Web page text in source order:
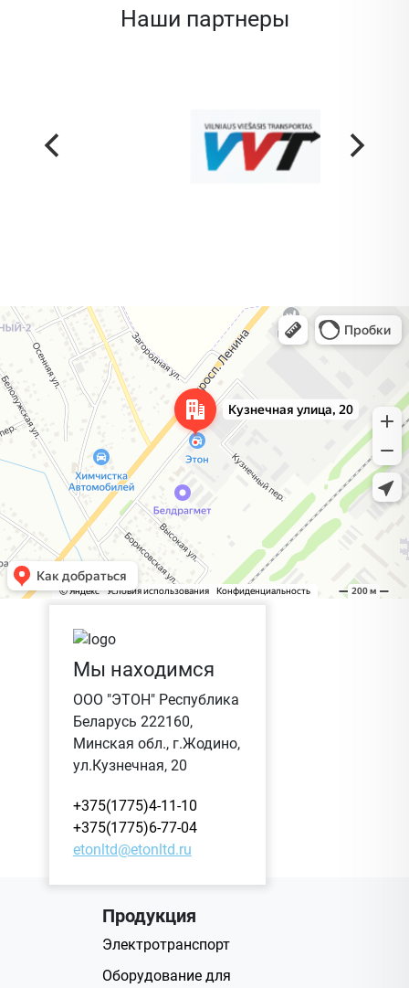
Наши партнеры
Жодино
Кузнечная улица, 20 — Яндекс Карты
Мы находимся
ООО "ЭТОН" Республика
Беларусь 222160,
Минская обл., г.Жодино,
ул.Кузнечная, 20
+375(1775)4-11-10
+375(1775)6-77-04
etonltd@etonltd.ru
Продукция
Электротранспорт
Оборудование для